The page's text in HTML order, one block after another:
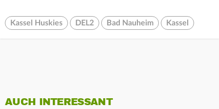
Kassel Huskies DEL2 Bad Nauheim Kassel
AUCH INTERESSANT